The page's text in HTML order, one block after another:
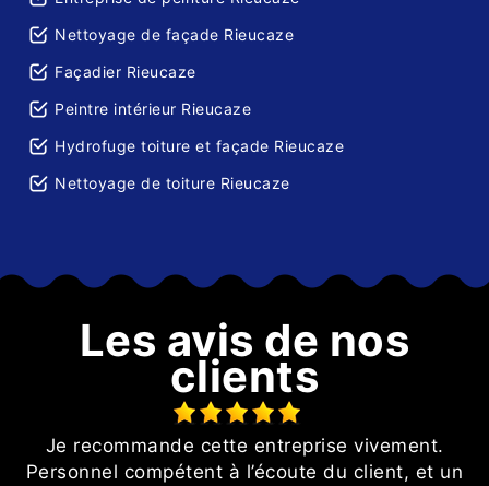
Nettoyage de façade Rieucaze
Façadier Rieucaze
Peintre intérieur Rieucaze
Hydrofuge toiture et façade Rieucaze
Nettoyage de toiture Rieucaze
Les avis de nos
clients
Je recommande cette entreprise vivement.
Personnel compétent à l’écoute du client, et un